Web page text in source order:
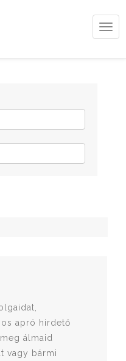
apró hirdető
álmaid
vagy bármi